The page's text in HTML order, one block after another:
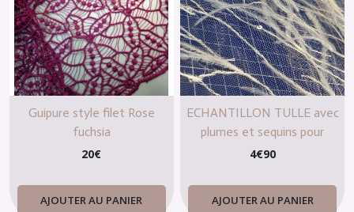
Guipure style filet Rose
fuchsia
20€
AJOUTER AU PANIER
ECHANTILLON TULLE avec
plumes et sequins pour
création
4€90
AJOUTER AU PANIER